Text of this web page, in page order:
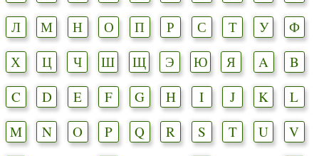
Л
М Н О П Р С Т У
Ф
Х
Ц Ч Ш Щ Э Ю Я A
B
C
D E F G H I J K
L
M
N O P Q R S T U
V